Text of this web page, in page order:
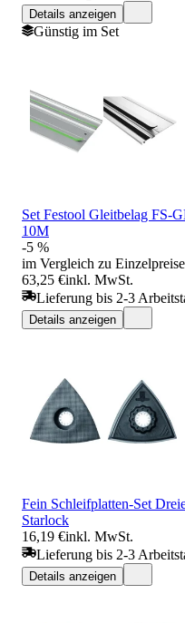
Details anzeigen
Günstig im Set
Set Festool Gleitbelag FS-
10M
-5 %
im Vergleich zu
63,25 €inkl. MwSt.
Lieferung bis 2-3
Details anzeigen
Fein Schleifplatten-Set
Starlock
16,19 €inkl. MwSt.
Lieferung bis 2-3
Details anzeigen